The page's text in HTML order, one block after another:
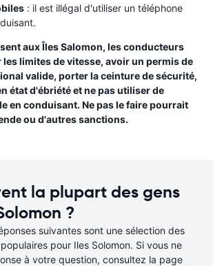
: il est illégal d'utiliser un téléphone
aux Îles Salomon, les conducteurs
limites de vitesse, avoir un permis de
valide, porter la ceinture de sécurité,
état d'ébriété et ne pas utiliser de
en conduisant. Ne pas le faire pourrait
ou d'autres sanctions.
la plupart des gens
?
suivantes sont une sélection des
pour Iles Solomon. Si vous ne
à votre question, consultez la page